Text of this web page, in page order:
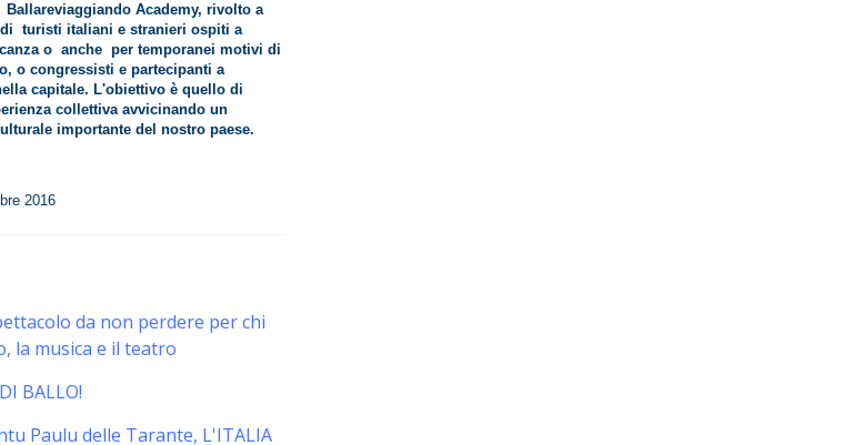
Academy, rivolto a
turisti italiani e stranieri ospiti a
o anche per temporanei motivi di
o congressisti e partecipanti a
capitale. L'obiettivo è quello di
collettiva avvicinando un
importante del nostro paese.
2016
da non perdere per chi
la musica e il teatro
BALLO!
Paulu delle Tarante, L'ITALIA